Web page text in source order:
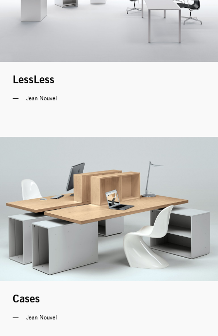
LessLess
Jean Nouvel
Cases
Jean Nouvel